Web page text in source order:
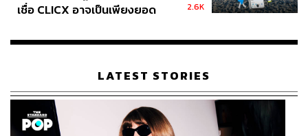
เชื่อ CLICX อาจเป็นเพียงยอด
เรือนไทยที่ถูกซุกไว้
2.6K
LATEST STORIES